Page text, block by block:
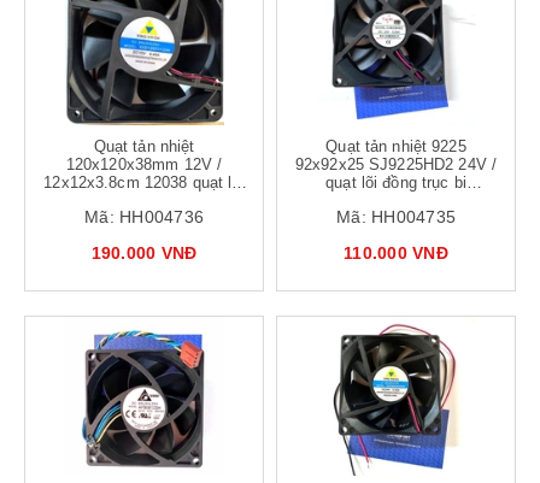
Quạt tản nhiệt
120x120x38mm 12V /
12x12x3.8cm 12038 quạt lõi
Mã: HH004736
190.000 VNĐ
Quạt tản nhiệt 9225
92x92x25 SJ9225HD2 24V /
quạt lõi đồng trục bi
Mã: HH004735
110.000 VNĐ